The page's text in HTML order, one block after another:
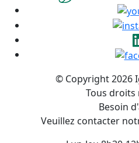
© Copyright 2026
Tous droits
Besoin
Veuillez contacter